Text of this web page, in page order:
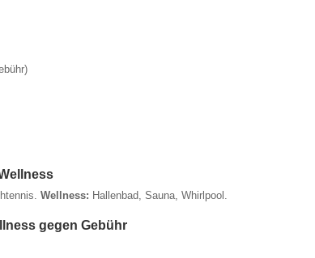
Wellness: Hallenbad, Sauna, Whirlpool.
gegen Gebühr